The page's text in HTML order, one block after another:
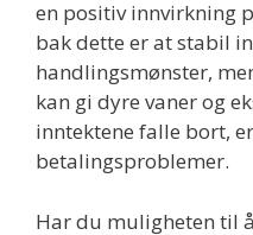
en positiv innvirkning
bak dette er at stabil
handlingsmønster,
kan gi dyre vaner og
inntektene falle bort,
betalingsproblemer.
Har du muligheten til